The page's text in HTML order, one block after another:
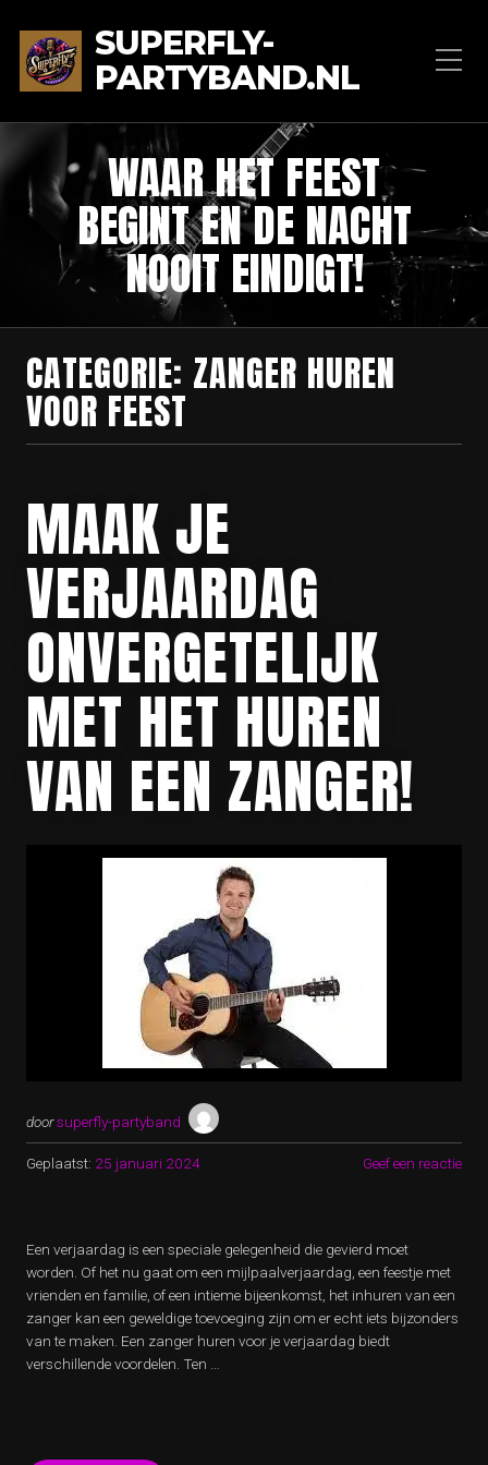
SUPERFLY-
PARTYBAND.NL
WAAR HET FEEST
BEGINT EN DE NACHT
NOOIT EINDIGT!
CATEGORIE: ZANGER HUREN
VOOR FEEST
MAAK JE
VERJAARDAG
ONVERGETELIJK
MET HET HUREN
VAN EEN ZANGER!
doorsuperfly-partyband
Geplaatst: 25 januari 2024 Geef een reactie
Een verjaardag is een speciale gelegenheid die gevierd moet
worden. Of het nu gaat om een mijlpaalverjaardag, een feestje met
vrienden en familie, of een intieme bijeenkomst, het inhuren van een
zanger kan een geweldige toevoeging zijn om er echt iets bijzonders
van te maken. Een zanger huren voor je verjaardag biedt
verschillende voordelen. Ten …